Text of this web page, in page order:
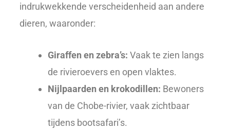
indrukwekkende verscheidenheid aan andere
dieren, waaronder:
Giraffen en zebra’s: Vaak te zien langs
de rivieroevers en open vlaktes.
Nijlpaarden en krokodillen: Bewoners
van de Chobe-rivier, vaak zichtbaar
tijdens bootsafari’s.